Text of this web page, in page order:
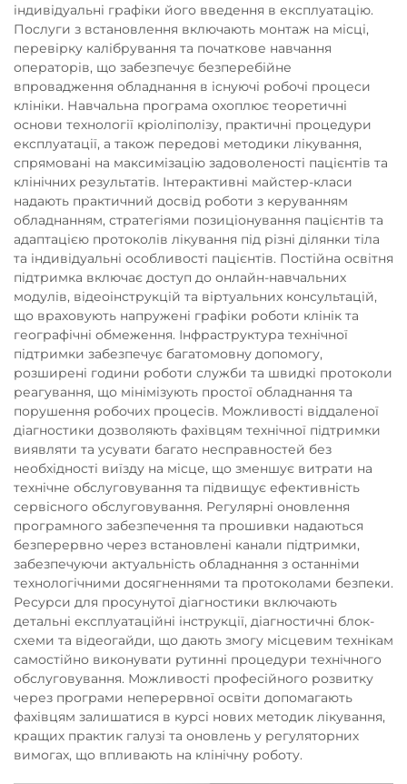
індивідуальні графіки його введення в експлуатацію.
Послуги з встановлення включають монтаж на місці,
перевірку калібрування та початкове навчання
операторів, що забезпечує безперебійне
впровадження обладнання в існуючі робочі процеси
клініки. Навчальна програма охоплює теоретичні
основи технології кріоліполізу, практичні процедури
експлуатації, а також передові методики лікування,
спрямовані на максимізацію задоволеності пацієнтів та
клінічних результатів. Інтерактивні майстер-класи
надають практичний досвід роботи з керуванням
обладнанням, стратегіями позиціонування пацієнтів та
адаптацією протоколів лікування під різні ділянки тіла
та індивідуальні особливості пацієнтів. Постійна освітня
підтримка включає доступ до онлайн-навчальних
модулів, відеоінструкцій та віртуальних консультацій,
що враховують напружені графіки роботи клінік та
географічні обмеження. Інфраструктура технічної
підтримки забезпечує багатомовну допомогу,
розширені години роботи служби та швидкі протоколи
реагування, що мінімізують простої обладнання та
порушення робочих процесів. Можливості віддаленої
діагностики дозволяють фахівцям технічної підтримки
виявляти та усувати багато несправностей без
необхідності виїзду на місце, що зменшує витрати на
технічне обслуговування та підвищує ефективність
сервісного обслуговування. Регулярні оновлення
програмного забезпечення та прошивки надаються
безперервно через встановлені канали підтримки,
забезпечуючи актуальність обладнання з останніми
технологічними досягненнями та протоколами безпеки.
Ресурси для просунутої діагностики включають
детальні експлуатаційні інструкції, діагностичні блок-
схеми та відеогайди, що дають змогу місцевим технікам
самостійно виконувати рутинні процедури технічного
обслуговування. Можливості професійного розвитку
через програми неперервної освіти допомагають
фахівцям залишатися в курсі нових методик лікування,
кращих практик галузі та оновлень у регуляторних
вимогах, що впливають на клінічну роботу.